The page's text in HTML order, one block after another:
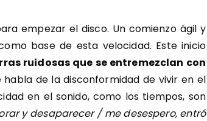
empezar el disco. Un comienzo ágil y
base de esta velocidad. Este inicio
ruidosas que se entremezclan con
habla de la disconformidad de vivir en el
en el sonido, como los tiempos, son
y desaparecer / me desespero, entró